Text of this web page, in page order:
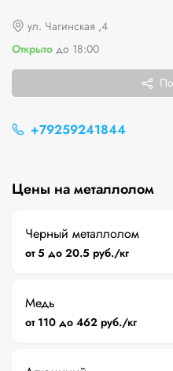
ул. Чагинская ,4
Открыто до 18:00
+79259241844
Цены на металлолом
Черный металлолом
от 5 до 20.5 руб./кг
Медь
от 110 до 462 руб./кг